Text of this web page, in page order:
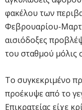
φακέλου των
Φεβρουαρίου-
αισιόδοξες
του σταθμού μόλις
Το συγκεκριμένο
προέκυψε από το
Επικρατείας είχε